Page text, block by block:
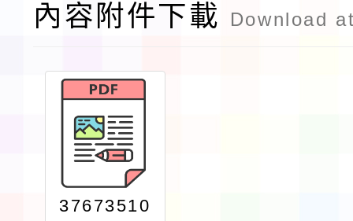
內容附件下載 Download
37673510